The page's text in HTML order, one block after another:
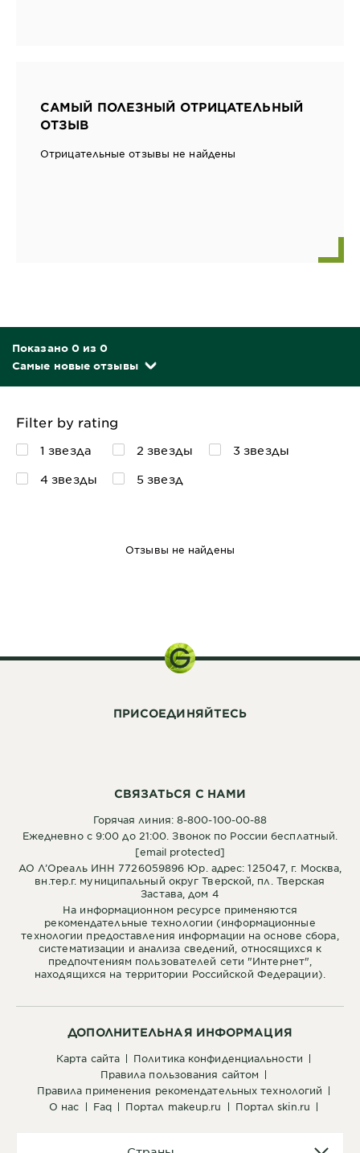
САМЫЙ ПОЛЕЗНЫЙ ОТРИЦАТЕЛЬНЫЙ
ОТЗЫВ
Отрицательные отзывы не найдены
Показано 0 из 0
Самые новые отзывы
Filter by rating
1 звезда 2 звезды
3 звезды
4 звезды
5 звезд
Отзывы не найдены
ДОПОЛНИТЕЛЬНАЯ ИНФОРМАЦИЯ
карта сайта
политика конфиденциальности
правила пользования сайтом
правила применения рекомендательных технологий
о нас
faq портал makeup.ru портал skin.ru
СВЯЗАТЬСЯ С НАМИ
Горячая линия: 8-800-100-00-88
Ежедневно с 9:00 до 21:00. Звонок по России бесплатный.
[email protected]
АО Л’Ореаль ИНН 7726059896 Юр. адрес: 125047, г. Москва,
вн.тер.г. муниципальный округ Тверской, пл. Тверская
Застава, дом 4
На информационном ресурсе применяются
рекомендательные технологии (информационные
технологии предоставления информации на основе сбора,
систематизации и анализа сведений, относящихся к
предпочтениям пользователей сети "Интернет",
находящихся на территории Российской Федерации).
ПРИСОЕДИНЯЙТЕСЬ